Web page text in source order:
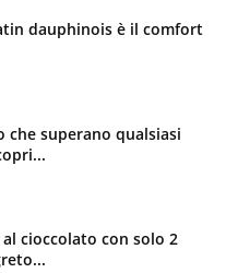
dauphinois è il comfort
che superano qualsiasi
cioccolato con solo 2